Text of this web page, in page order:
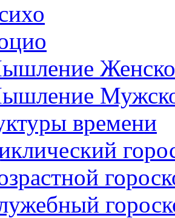
времени